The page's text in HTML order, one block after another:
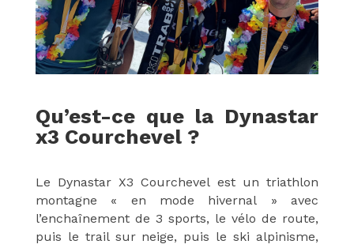
Qu’est-ce que la Dynastar
x3 Courchevel ?
Le Dynastar X3 Courchevel est un triathlon
montagne « en mode hivernal » avec
l’enchaînement de 3 sports, le vélo de route,
puis le trail sur neige, puis le ski alpinisme,